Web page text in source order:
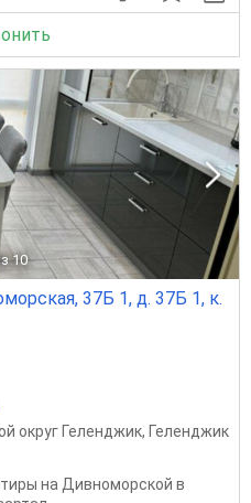
10
37Б 1, д. 37Б 1, к.
округ Геленджик, Геленджик
на Дивноморской в